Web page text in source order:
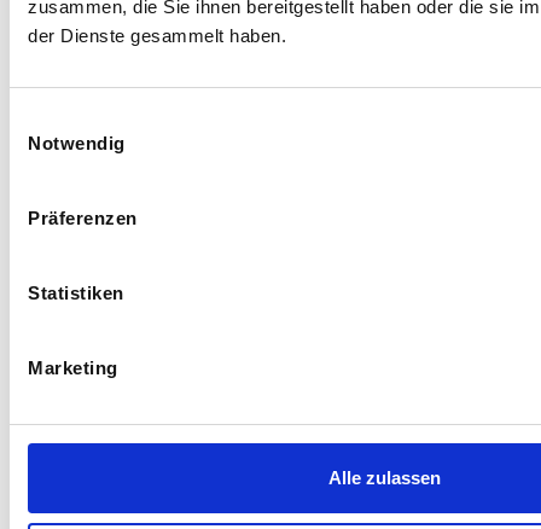
zusammen, die Sie ihnen bereitgestellt haben oder die sie
der Dienste gesammelt haben.
Notwendig
Präferenzen
Statistiken
Marketing
Alle zulassen